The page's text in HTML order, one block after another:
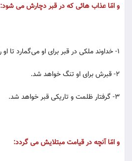
و امّا عذاب هائی که در قبر دچارش می شود:
۱- خداوند ملکى در قبر براى او مى‌‌گمارد تا او را زجر دهد.
۲- قبرش براى او تنگ خواهد شد.
۳- گرفتار ظلمت و تاریکى قبر خواهد شد.
و امّا آنچه در قیامت مبتلایش می گردد: